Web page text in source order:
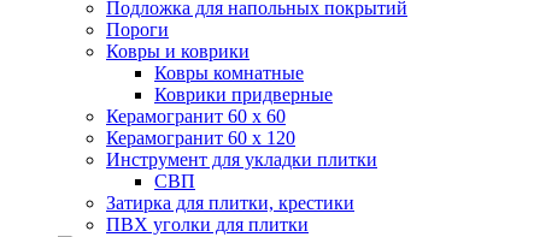
Подложка для напольных покрытий
Пороги
Ковры и коврики
Ковры комнатные
Коврики придверные
Керамогранит 60 х 60
Керамогранит 60 х 120
Инструмент для укладки плитки
СВП
Затирка для плитки, крестики
ПВХ уголки для плитки